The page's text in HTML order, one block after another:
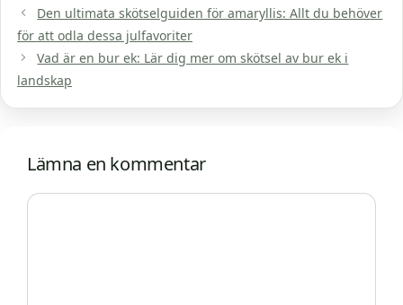
Den ultimata skötselguiden för amaryllis: Allt du behöver
för att odla dessa julfavoriter
Vad är en bur ek: Lär dig mer om skötsel av bur ek i
landskap
Lämna en kommentar
Kommentar